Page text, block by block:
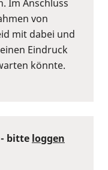
Im Anschluss
von
mit dabei und
Eindruck
könnte.
bitte loggen